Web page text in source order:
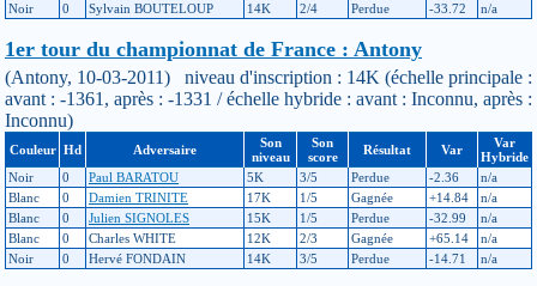
Noir
0 Sylvain BOUTELOUP 14K 2/4 Perdue -33.72 n/a
1er tour du championnat de France : Antony
(Antony, 10-03-2011) niveau d'inscription : 14K (échelle principale :
avant : -1361, après : -1331 / échelle hybride : avant : Inconnu, après :
Inconnu)
Couleur Hd Adversaire
Son
niveau
Son
score
Résultat Var
Var
Hybride
Noir
0 Paul BARATOU 5K 3/5 Perdue -2.36
n/a
Blanc
0 Damien TRINITE 17K 1/5 Gagnée +14.84
n/a
Blanc
0 Julien SIGNOLES 15K 1/5 Perdue -32.99
n/a
Blanc
0 Charles WHITE 12K 2/3 Gagnée +65.14
n/a
Noir
0 Hervé FONDAIN 14K 3/5 Perdue -14.71 n/a